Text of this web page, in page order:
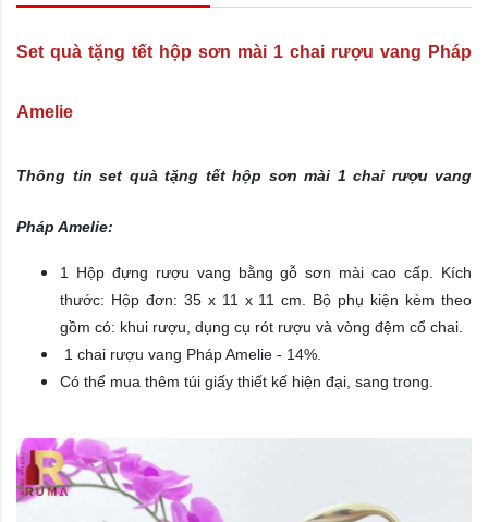
Set quà tặng tết hộp sơn mài 1 chai rượu vang Pháp
Amelie
Thông tin set quà tặng tết hộp sơn mài 1 chai rượu vang
Pháp Amelie:
1 Hộp đựng rượu vang bằng gỗ sơn mài cao cấp. Kích
thước: Hộp đơn: 35 x 11 x 11 cm. Bộ phụ kiện kèm theo
gồm có: khui rượu, dụng cụ rót rượu và vòng đệm cổ chai
1 chai rượu vang Pháp Amelie - 14%.
Có thể mua thêm túi giấy thiết kế hiện đại, sang trong.